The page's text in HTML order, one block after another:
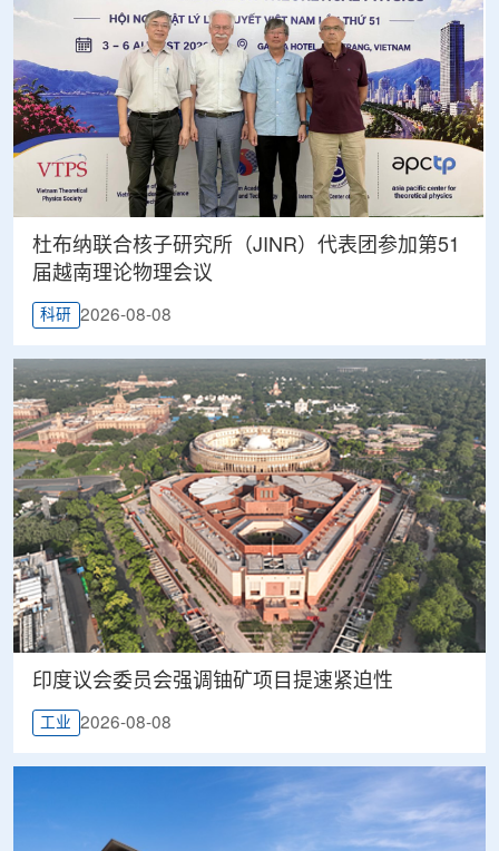
杜布纳联合核子研究所（JINR）代表团参加第51
届越南理论物理会议
科研 2026-08-08
印度议会委员会强调铀矿项目提速紧迫性
工业 2026-08-08